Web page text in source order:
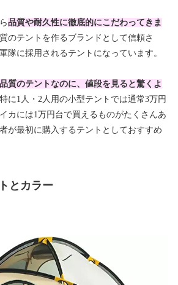
品質や耐久性に徹底的にこだわってきま
のテントを作るブランドとして信頼さ
隊に採用されるテントになっています。
質のテントなのに、値段を見ると驚くよ
に1人・2人用の小型テントでは通常3万円
カには1万円台で買えるものがたくさんあ
が最初に購入するテントとしておすすめ
とカラー